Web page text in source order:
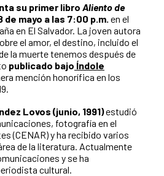
su primer libro Aliento de
de mayo a las 7:00 p.m. en el
en El Salvador. La joven autora
el amor, el destino, incluido el
la muerte tenemos después de
publicado bajo Índole
mención honorífica en los
Lovos (junio, 1991)estudió
fotografía en el
(CENAR) y ha recibido varios
de la literatura. Actualmente
y se ha
cultural.